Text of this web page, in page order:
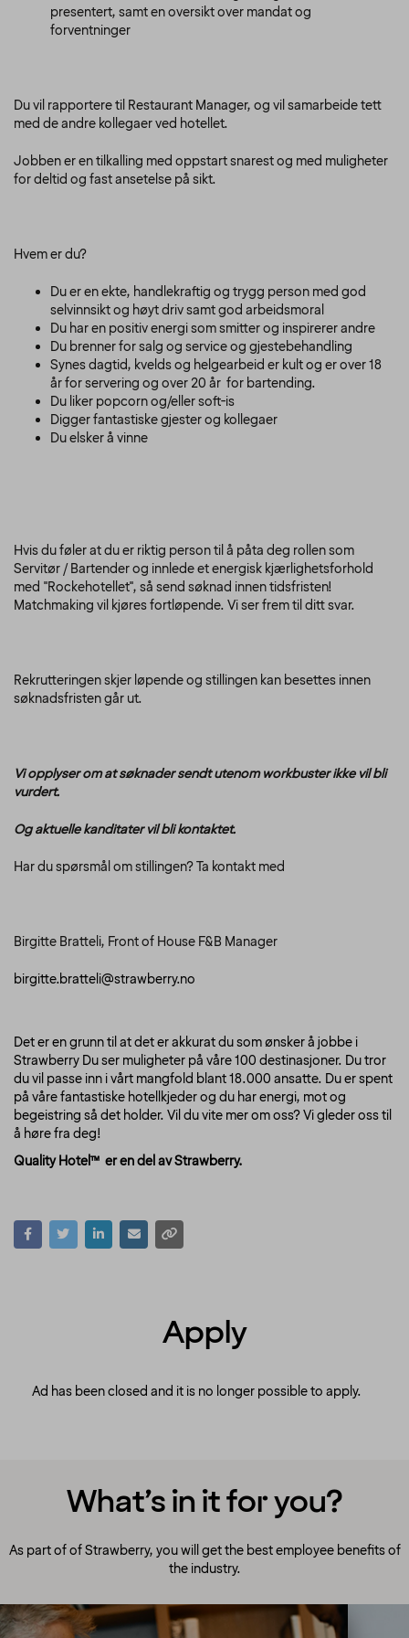
presentert, samt en oversikt over mandat og
forventninger
Du vil rapportere til Restaurant Manager, og vil samarbeide tett
med de andre kollegaer ved hotellet.
Jobben er en tilkalling med oppstart snarest og med muligheter
for deltid og fast ansetelse på sikt.
Hvem er du?
Du er en ekte, handlekraftig og trygg person med god
selvinnsikt og høyt driv samt god arbeidsmoral
Du har en positiv energi som smitter og inspirerer andre
Du brenner for salg og service og gjestebehandling
Synes dagtid, kvelds og helgearbeid er kult og er over 18
år for servering og over 20 år for bartending.
Du liker popcorn og/eller soft-is
Digger fantastiske gjester og kollegaer
Du elsker å vinne
Hvis du føler at du er riktig person til å påta deg rollen som
Servitør / Bartender og innlede et energisk kjærlighetsforhold
med "Rockehotellet", så send søknad innen tidsfristen!
Matchmaking vil kjøres fortløpende. Vi ser frem til ditt svar.
Rekrutteringen skjer løpende og stillingen kan besettes innen
søknadsfristen går ut.
Vi opplyser om at søknader sendt utenom workbuster ikke vil bli
vurdert.
Og aktuelle kanditater vil bli kontaktet.
Har du spørsmål om stillingen? Ta kontakt med
Birgitte Bratteli, Front of House F&B Manager
birgitte.bratteli@strawberry.no
Det er en grunn til at det er akkurat du som ønsker å jobbe i
Strawberry Du ser muligheter på våre 100 destinasjoner. Du tror
du vil passe inn i vårt mangfold blant 18.000 ansatte. Du er spent
på våre fantastiske hotellkjeder og du har energi, mot og
begeistring så det holder. Vil du vite mer om oss? Vi gleder oss til
å høre fra deg!
Quality Hotel™ er en del av Strawberry.
Apply
Ad has been closed and it is no longer possible to apply.
What’s in it for you?
As part of of Strawberry, you will get the best employee benefits of
the industry.